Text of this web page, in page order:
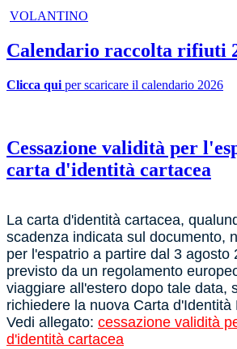
VOLANTINO
Calendario raccolta rifiuti
Clicca qui per scaricare il calendario 2026
Cessazione validità per
carta d'identità cartacea
La carta d'identità cartacea,
scadenza indicata sul documento,
per l'espatrio a partire dal 3 agosto
previsto da un regolamento
viaggiare all'estero dopo tale data,
richiedere la nuova Carta d'Identità
Vedi allegato: cessazione validità
d'identità cartacea